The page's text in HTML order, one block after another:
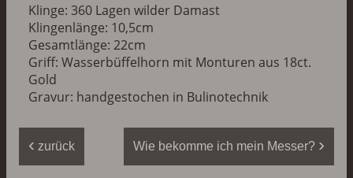
Klinge: 360 Lagen wilder Damast
Klingenlänge: 10,5cm
Gesamtlänge: 22cm
Griff: Wasserbüffelhorn mit Monturen aus 18ct.
Gold
Gravur: handgestochen in Bulinotechnik
‹ zurück Wie bekomme ich mein Messer? ›